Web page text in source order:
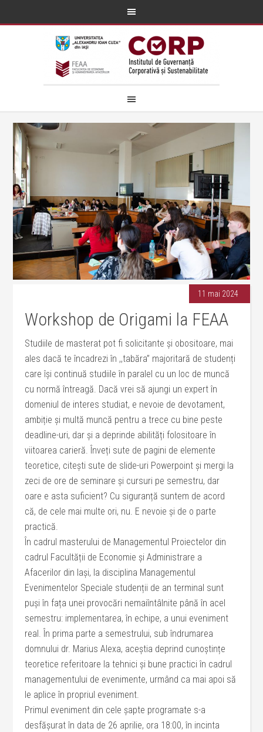
11 mai 2024
Workshop de Origami la FEAA
Studiile de masterat pot fi solicitante și obositoare, mai
ales dacă te încadrezi în ,,tabăra” majoritară de studenți
care își continuă studiile în paralel cu un loc de muncă
cu normă întreagă. Dacă vrei să ajungi un expert în
domeniul de interes studiat, e nevoie de devotament,
ambiție și multă muncă pentru a trece cu bine peste
deadline-uri, dar și a deprinde abilități folositoare în
viitoarea carieră. Înveți sute de pagini de elemente
teoretice, citești sute de slide-uri Powerpoint și mergi la
zeci de ore de seminare și cursuri pe semestru, dar
oare e asta suficient? Cu siguranță suntem de acord
că, de cele mai multe ori, nu. E nevoie și de o parte
practică.
În cadrul masterului de Managementul Proiectelor din
cadrul Facultății de Economie și Administrare a
Afacerilor din Iași, la disciplina Managementul
Evenimentelor Speciale studenții de an terminal sunt
puși în fața unei provocări nemaiîntâlnite până în acel
semestru: implementarea, în echipe, a unui eveniment
real. În prima parte a semestrului, sub îndrumarea
domnului dr. Marius Alexa, aceștia deprind cunoștințe
teoretice referitoare la tehnici și bune practici în cadrul
managementului de evenimente, urmând ca mai apoi să
le aplice în propriul eveniment.
Primul eveniment din cele șapte programate s-a
desfășurat în data de 26 aprilie, ora 18:00, în incinta